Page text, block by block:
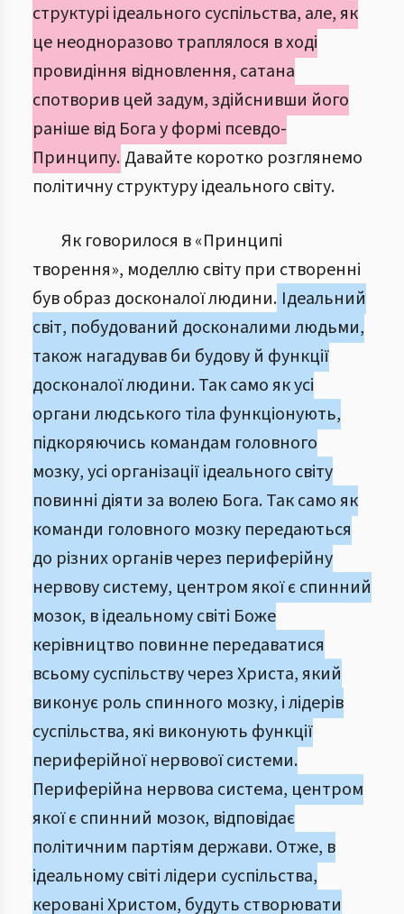
структурі ідеального суспільства, але, як
це неодноразово траплялося в ході
провидіння відновлення, сатана
спотворив цей задум, здійснивши його
раніше від Бога у формі псевдо-
Принципу. Давайте коротко розглянемо
політичну структуру ідеального світу.
Як говорилося в «Принципі
творення», моделлю світу при створенні
був образ досконалої людини. Ідеальний
світ, побудований досконалими людьми,
також нагадував би будову й функції
досконалої людини. Так само як усі
органи людського тіла функціонують,
підкоряючись командам головного
мозку, усі організації ідеального світу
повинні діяти за волею Бога. Так само як
команди головного мозку передаються
до різних органів через периферійну
нервову систему, центром якої є спинний
мозок, в ідеальному світі Боже
керівництво повинне передаватися
всьому суспільству через Христа, який
виконує роль спинного мозку, і лідерів
суспільства, які виконують функції
периферійної нервової системи.
Периферійна нервова система, центром
якої є спинний мозок, відповідає
політичним партіям держави. Отже, в
ідеальному світі лідери суспільства,
керовані Христом, будуть створювати